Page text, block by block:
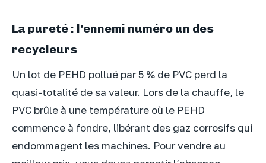
La pureté : l’ennemi numéro un des
recycleurs
Un lot de PEHD pollué par 5 % de PVC perd la
quasi-totalité de sa valeur. Lors de la chauffe, le
PVC brûle à une température où le PEHD
commence à fondre, libérant des gaz corrosifs qui
endommagent les machines. Pour vendre au